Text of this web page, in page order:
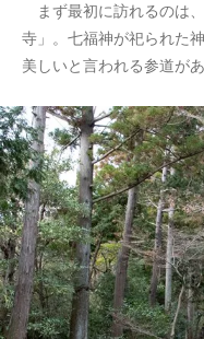
まず最初に訪れるのは
寺」。七福神が祀られた
美しいと言われる参道があ